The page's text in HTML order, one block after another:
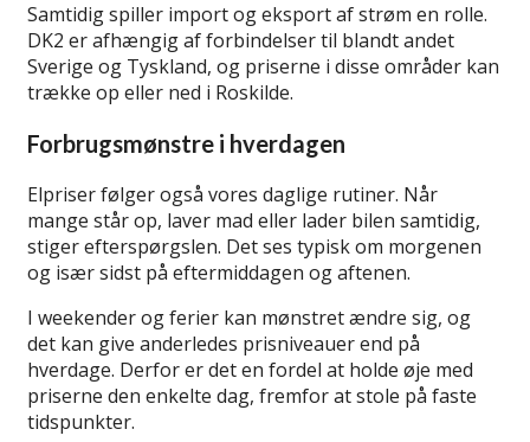
Samtidig spiller import og eksport af strøm en rolle.
DK2 er afhængig af forbindelser til blandt andet
Sverige og Tyskland, og priserne i disse områder kan
trække op eller ned i Roskilde.
Forbrugsmønstre i hverdagen
Elpriser følger også vores daglige rutiner. Når
mange står op, laver mad eller lader bilen samtidig,
stiger efterspørgslen. Det ses typisk om morgenen
og især sidst på eftermiddagen og aftenen.
I weekender og ferier kan mønstret ændre sig, og
det kan give anderledes prisniveauer end på
hverdage. Derfor er det en fordel at holde øje med
priserne den enkelte dag, fremfor at stole på faste
tidspunkter.